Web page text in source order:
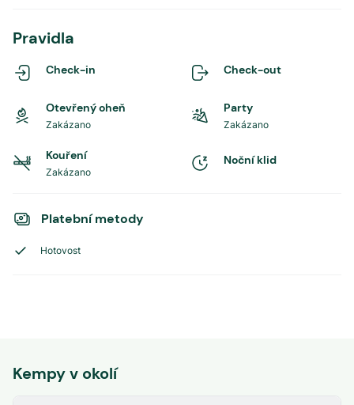
Pravidla
Check-in Check-out
Otevřený oheň
Zakázano
Party
Zakázano
Kouření
Zakázano
Noční klid
Platební metody
Hotovost
Kempy v okolí